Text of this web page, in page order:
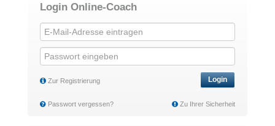
Login Online-Coach
Login
Zur Registrierung
Passwort vergessen? Zu Ihrer Sicherheit